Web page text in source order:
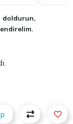
doldurun,